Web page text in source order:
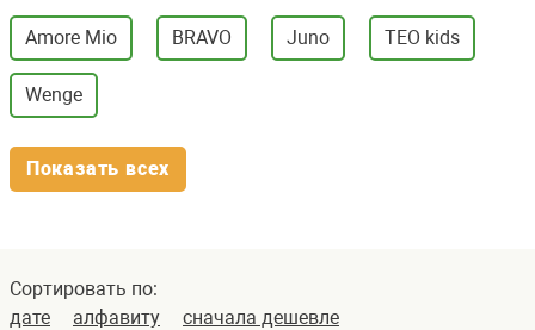
Amore Mio BRAVO Juno TEO kids
Wenge
Показать всех
Сортировать по:
дате
алфавиту
сначала дешевле